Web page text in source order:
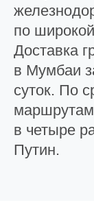
по
Доставка
в Мумбаи
суток. По
в четыре
Путин.